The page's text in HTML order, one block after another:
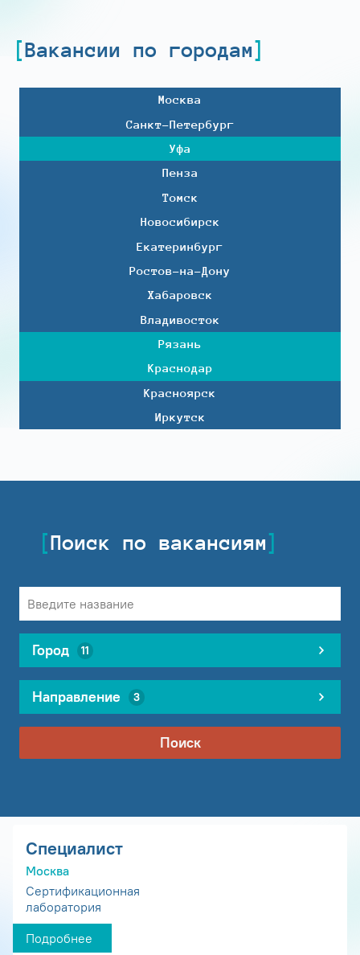
Вакансии по городам
Москва
Санкт-Петербург
Уфа
Пенза
Томск
Новосибирск
Екатеринбург
Ростов-на-Дону
Хабаровск
Владивосток
Рязань
Краснодар
Красноярск
Иркутск
Поиск по вакансиям
Город 11
Направление 3
Поиск
Специалист
Москва
Сертификационная
лаборатория
Подробнее